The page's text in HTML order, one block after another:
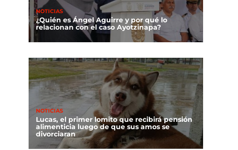
NOTICIAS
¿Quién es Ángel Aguirre y por qué lo
relacionan con el caso Ayotzinapa?
NOTICIAS
Lucas, el primer lomito que recibirá pensión
alimenticia luego de que sus amos se
divorciaran